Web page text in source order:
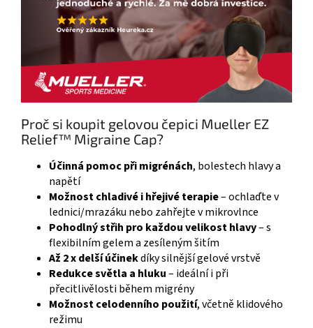
Proč si koupit gelovou čepici Mueller EZ
Relief™ Migraine Cap?
Účinná pomoc při migrénách, bolestech hlavy a
napětí
Možnost chladivé i hřejivé terapie– ochlaďte v
lednici/mrazáku nebo zahřejte v mikrovlnce
Pohodlný střih pro každou velikost hlavy– s
flexibilním gelem a zesíleným šitím
Až 2 x delší účinekdíky silnější gelové vrstvě
Redukce světla a hluku– ideální i při
přecitlivělosti během migrény
Možnost celodenního použití, včetně klidového
režimu